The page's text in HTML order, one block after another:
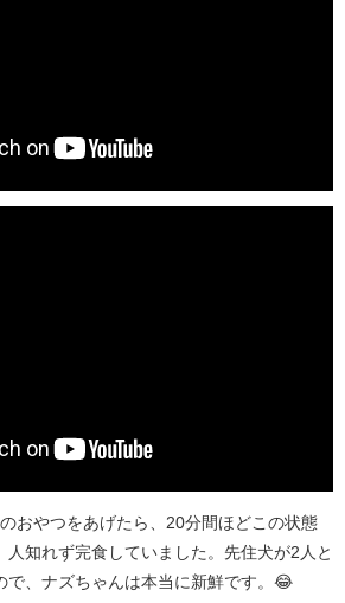
おやつをあげたら、20分間ほどこの状態
人知れず完食していました。先住犬が2人と
で、ナズちゃんは本当に新鮮です。😂